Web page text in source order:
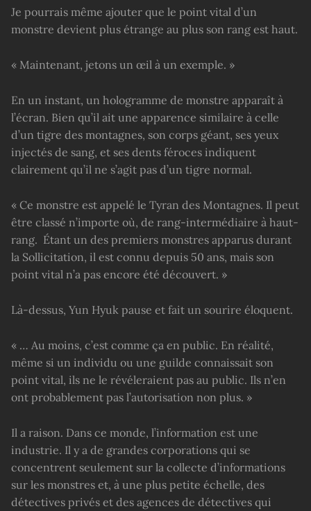
Je pourrais même ajouter que le point vital d’un
monstre devient plus étrange au plus son rang est haut.
« Maintenant, jetons un œil à un exemple. »
En un instant, un hologramme de monstre apparaît à
l’écran. Bien qu’il ait une apparence similaire à celle
d’un tigre des montagnes, son corps géant, ses yeux
injectés de sang, et ses dents féroces indiquent
clairement qu’il ne s’agit pas d’un tigre normal.
« Ce monstre est appelé le Tyran des Montagnes. Il peut
être classé n’importe où, de rang-intermédiaire à haut-
rang. Étant un des premiers monstres apparus durant
la Sollicitation, il est connu depuis 50 ans, mais son
point vital n’a pas encore été découvert. »
Là-dessus, Yun Hyuk pause et fait un sourire éloquent.
« … Au moins, c’est comme ça en public. En réalité,
même si un individu ou une guilde connaissait son
point vital, ils ne le révéleraient pas au public. Ils n’en
ont probablement pas l’autorisation non plus. »
Il a raison. Dans ce monde, l’information est une
industrie. Il y a de grandes corporations qui se
concentrent seulement sur la collecte d’informations
sur les monstres et, à une plus petite échelle, des
détectives privés et des agences de détectives qui